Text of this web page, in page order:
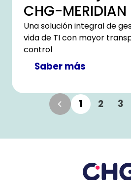
CHG-MERIDIAN
Una solución integral de
vida de TI con mayor
control
Saber más
1 2 3